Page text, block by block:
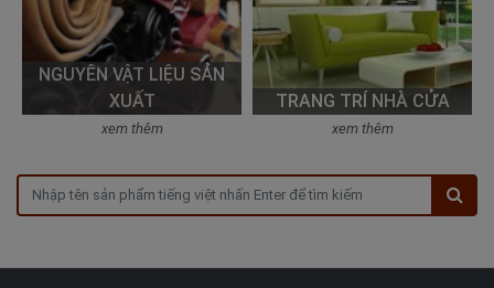
NGUYÊN VẬT LIỆU SẢN
XUẤT
xem thêm
TRANG TRÍ NHÀ CỬA
xem thêm